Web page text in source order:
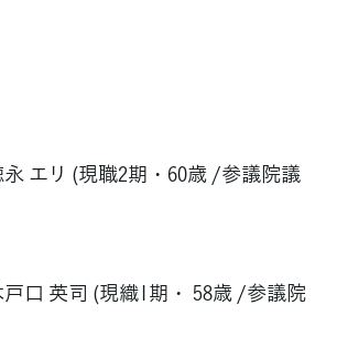
エリ (現職2期・60歳 /参議院議
口 英司 (現織1期・ 58歳 /参議院